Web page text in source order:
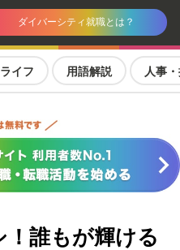
ダイバーシティ就職とは？
ライフ 用語解説 人事
誰もが輝ける